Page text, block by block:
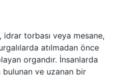
idrar torbası veya mesane,
atılmadan önce
organdır. İnsanlarda
ve uzanan bir